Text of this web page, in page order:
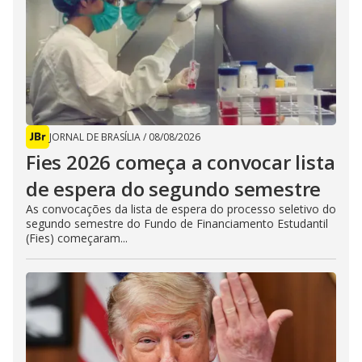
JORNAL DE BRASÍLIA/ 08/08/2026
Fies 2026 começa a convocar lista
de espera do segundo semestre
As convocações da lista de espera do processo seletivo do
segundo semestre do Fundo de Financiamento Estudantil
(Fies) começaram...